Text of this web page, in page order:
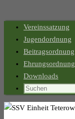
Zum
springen
Vereinssatzung
Jugendordnung
Beitragsordnung
Ehrungsordnung
Downloads
Suchen